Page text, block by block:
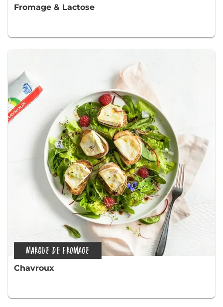
Fromage & Lactose
MARQUE DE FROMAGE
Chavroux